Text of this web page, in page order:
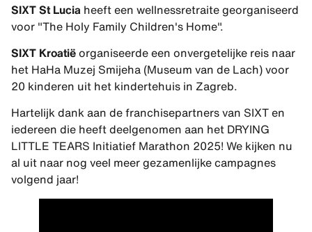
SIXT St Lucia heeft een wellnessretraite georganiseerd
voor "The Holy Family Children's Home".
SIXT Kroatiëorganiseerde een onvergetelijke reis naar
het HaHa Muzej Smijeha (Museum van de Lach) voor
20 kinderen uit het kindertehuis in Zagreb.
Hartelijk dank aan de franchisepartners van SIXT en
iedereen die heeft deelgenomen aan het DRYING
LITTLE TEARS Initiatief Marathon 2025! We kijken nu
al uit naar nog veel meer gezamenlijke campagnes
volgend jaar!